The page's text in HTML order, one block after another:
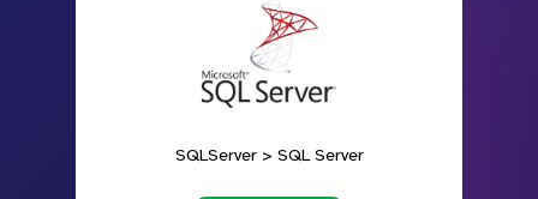
SQLServer > SQL Server